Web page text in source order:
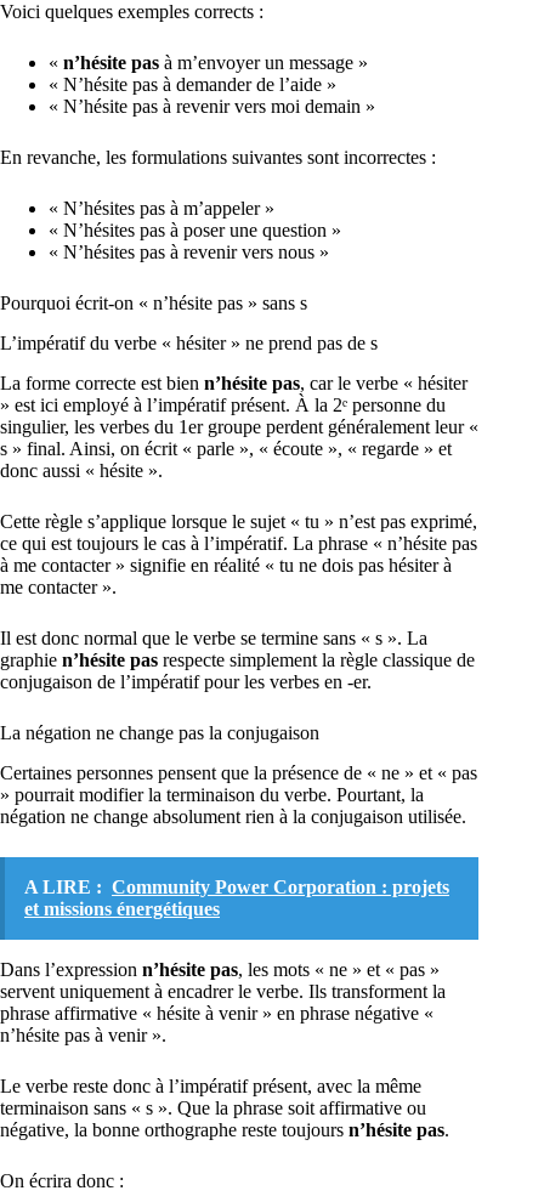
Voici quelques exemples corrects :
« n’hésite pas à m’envoyer un message »
« N’hésite pas à demander de l’aide »
« N’hésite pas à revenir vers moi demain »
En revanche, les formulations suivantes sont incorrectes :
« N’hésites pas à m’appeler »
« N’hésites pas à poser une question »
« N’hésites pas à revenir vers nous »
Pourquoi écrit-on « n’hésite pas » sans s
L’impératif du verbe « hésiter » ne prend pas de s
La forme correcte est bien n’hésite pas, car le verbe « hésiter
» est ici employé à l’impératif présent. À la 2ᵉ personne du
singulier, les verbes du 1er groupe perdent généralement leur «
s » final. Ainsi, on écrit « parle », « écoute », « regarde » et
donc aussi « hésite ».
Cette règle s’applique lorsque le sujet « tu » n’est pas exprimé,
ce qui est toujours le cas à l’impératif. La phrase « n’hésite pas
à me contacter » signifie en réalité « tu ne dois pas hésiter à
me contacter ».
Il est donc normal que le verbe se termine sans « s ». La
graphie n’hésite pas respecte simplement la règle classique de
conjugaison de l’impératif pour les verbes en -er.
La négation ne change pas la conjugaison
Certaines personnes pensent que la présence de « ne » et « pas
» pourrait modifier la terminaison du verbe. Pourtant, la
négation ne change absolument rien à la conjugaison utilisée.
A LIRE : Community Power Corporation : projets
et missions énergétiques
Dans l’expression n’hésite pas, les mots « ne » et « pas »
servent uniquement à encadrer le verbe. Ils transforment la
phrase affirmative « hésite à venir » en phrase négative «
n’hésite pas à venir ».
Le verbe reste donc à l’impératif présent, avec la même
terminaison sans « s ». Que la phrase soit affirmative ou
négative, la bonne orthographe reste toujours n’hésite pas.
On écrira donc :